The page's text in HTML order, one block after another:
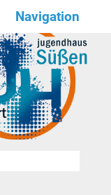
Navigation